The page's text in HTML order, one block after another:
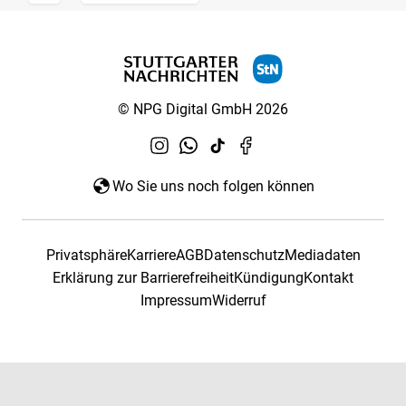
© NPG Digital GmbH 2026
Wo Sie uns noch folgen können
PrivatsphäreKarriereAGBDatenschutzMediadaten
Erklärung zur BarrierefreiheitKündigungKontakt
ImpressumWiderruf